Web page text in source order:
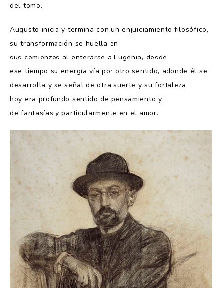
del tomo.
Augusto inicia y termina con un enjuiciamiento filosófico,
su transformación se huella en
sus comienzos al enterarse a Eugenia, desde
ese tiempo su energía vía por otro sentido, adonde él se
desarrolla y se señal de otra suerte y su fortaleza
hoy era profundo sentido de pensamiento y
de fantasías y particularmente en el amor.